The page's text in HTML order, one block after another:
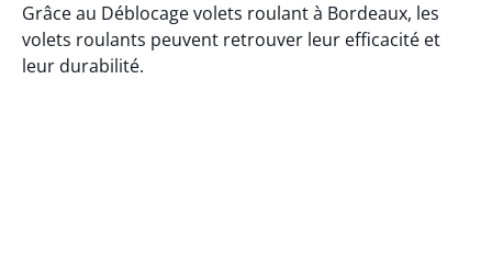
Grâce au Déblocage volets roulant à Bordeaux, les
volets roulants peuvent retrouver leur efficacité et
leur durabilité.